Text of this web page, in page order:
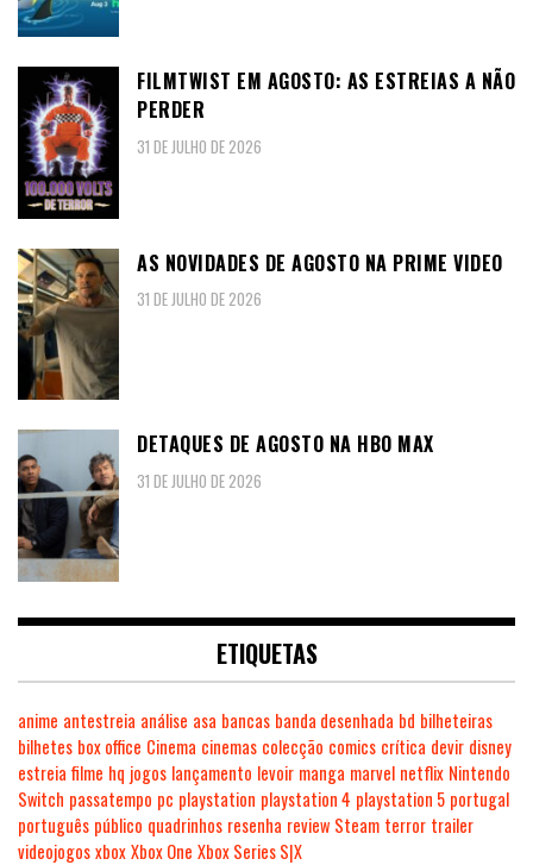
FILMTWIST EM AGOSTO: AS ESTREIAS A NÃO
PERDER
31 DE JULHO DE 2026
AS NOVIDADES DE AGOSTO NA PRIME VIDEO
31 DE JULHO DE 2026
DETAQUES DE AGOSTO NA HBO MAX
31 DE JULHO DE 2026
ETIQUETAS
anime antestreia análise asa bancas banda desenhada bd bilheteiras
bilhetes box office Cinema cinemas colecção comics crítica devir disney
estreia filme hq jogos lançamento levoir manga marvel netflix Nintendo
Switch passatempo pc playstation playstation 4 playstation 5 portugal
português público quadrinhos resenha review Steam terror trailer
videojogosxboxXbox One Xbox Series S|X